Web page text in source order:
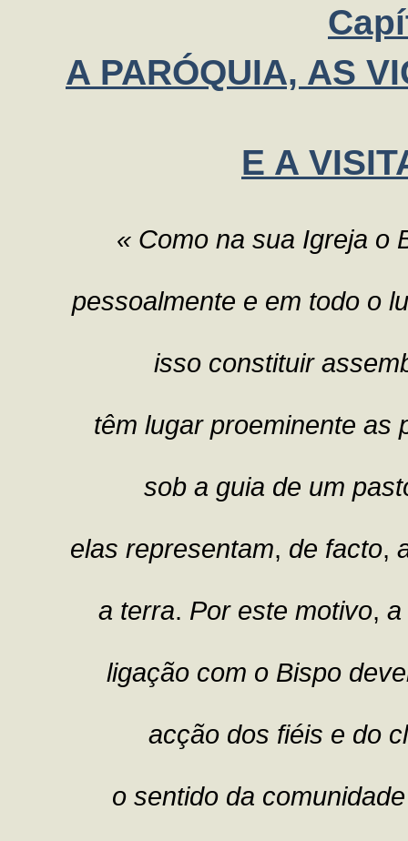
A PARÓQUIA, AS
E A
« Como na sua Igreja o
pessoalmente e em todo o
isso constituir
têm lugar proeminente as
sob a guia de um
elas representam, de facto,
a terra. Por este motivo, a
ligação com o Bispo
acção dos fiéis e do
o sentido da